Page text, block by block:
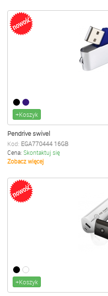
+Koszyk
Pendrive swivel
Kod: EGA770444 16GB
Cena: Skontaktuj się
Zobacz więcej
+Koszyk